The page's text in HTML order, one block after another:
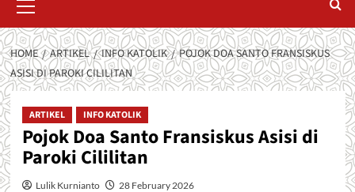
Menu
HOME ARTIKEL INFO KATOLIK
POJOK DOA SANTO FRANSISKUS
ASISI DI PAROKI CILILITAN
ARTIKEL INFO KATOLIK
Pojok Doa Santo Fransiskus Asisi di
Paroki Cililitan
Lulik Kurnianto 28 February 2026